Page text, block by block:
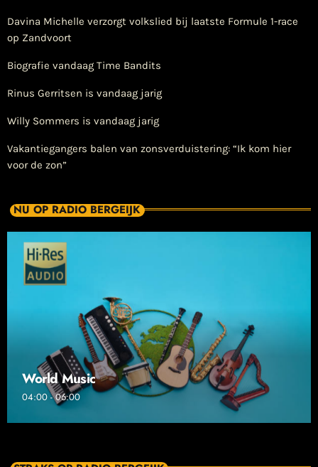
Davina Michelle verzorgt volkslied bij laatste Formule 1-race
op Zandvoort
Biografie vandaag Time Bandits
Rinus Gerritsen is vandaag jarig
Willy Sommers is vandaag jarig
Vakantiegangers balen van zonsverduistering: “Ik kom hier
voor de zon”
NU OP RADIO BERGEIJK
World Music
04:00 - 06:00